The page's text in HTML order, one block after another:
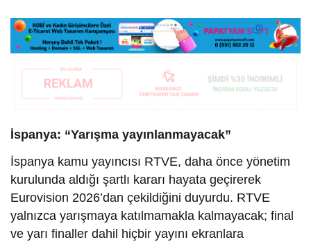
İspanya: “Yarışma yayınlanmayacak”
İspanya kamu yayıncısı RTVE, daha önce yönetim
kurulunda aldığı şartlı kararı hayata geçirerek
Eurovision 2026’dan çekildiğini duyurdu. RTVE
yalnızca yarışmaya katılmamakla kalmayacak; final
ve yarı finaller dahil hiçbir yayını ekranlara